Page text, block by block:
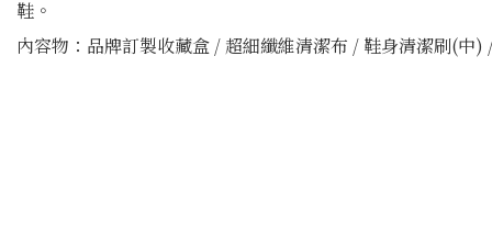
鞋。
內容物：品牌訂製收藏盒 / 超細纖維清潔布 / 鞋身清潔刷(